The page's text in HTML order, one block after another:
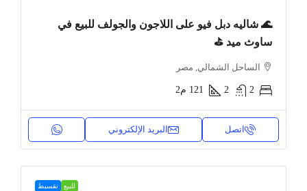
🌊 شاليه دبل فيو على اللاجون والجولف للبيع في
ساوث ميد ⛳
الساحل الشمالي, مصر
2
2
121 م2
اتصل البريد الإلكتروني
للبيع تقسيط